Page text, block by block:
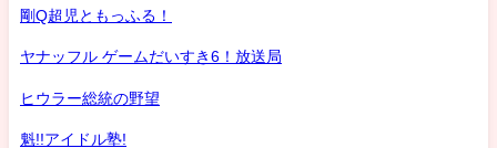
剛Q超児ともっふる！
ヤナッフル ゲームだいすき6！放送局
ヒウラー総統の野望
魁!!アイドル塾!